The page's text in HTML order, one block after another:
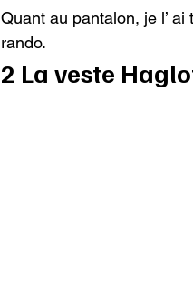
Quant au pantalon, je l’
rando.
2 La veste